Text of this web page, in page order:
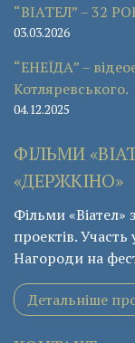
“ВІАТЕЛ” – 32
03.03.2026
“ЕНЕЇДА” –
Котляревського.
04.12.2025
ФІЛЬМИ
«ДЕРЖКІНО»
Фільми «Віател»
проектів.
Нагороди на
Детальніше